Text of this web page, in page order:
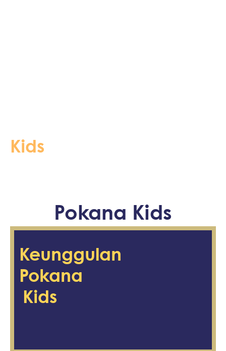
Kids
Pokana Kids
Keunggulan
Pokana
Kids